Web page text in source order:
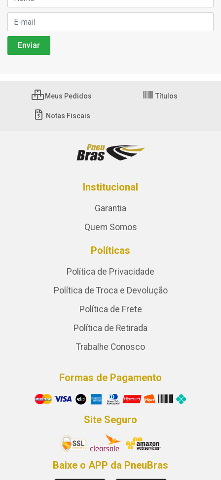
Meus Pedidos Títulos
Notas Fiscais
Institucional
Garantia
Quem Somos
Políticas
Política de Privacidade
Política de Troca e Devolução
Política de Frete
Política de Retirada
Trabalhe Conosco
Formas de Pagamento
Site Seguro
Baixe o APP da PneuBras